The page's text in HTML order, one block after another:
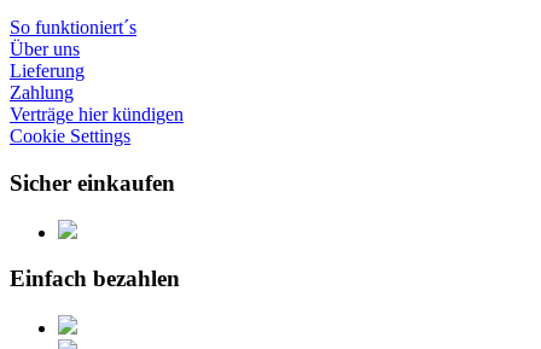
So funktioniert´s
Über uns
Lieferung
Zahlung
Verträge hier kündigen
Cookie Settings
Sicher einkaufen
Einfach bezahlen